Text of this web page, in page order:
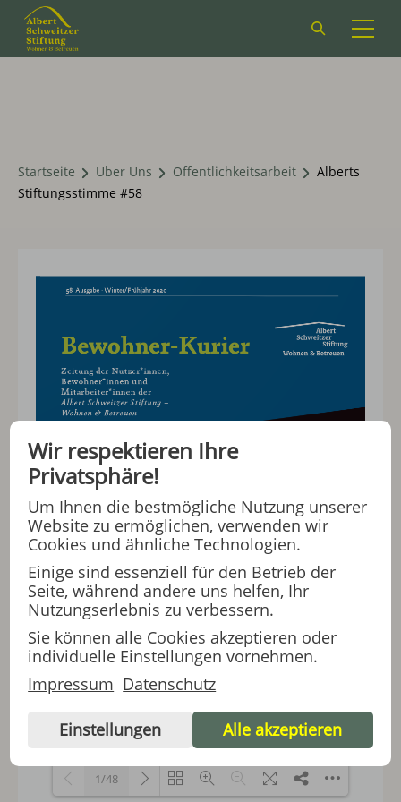
Suchformular
öffnen
Startseite Über Uns Öffentlichkeitsarbeit
Alberts
Stiftungsstimme #58
1/48
Wir respektieren Ihre
Privatsphäre!
Um Ihnen die bestmögliche Nutzung unserer
Website zu ermöglichen, verwenden wir
Cookies und ähnliche Technologien.
Einige sind essenziell für den Betrieb der
Seite, während andere uns helfen, Ihr
Nutzungserlebnis zu verbessern.
Sie können alle Cookies akzeptieren oder
individuelle Einstellungen vornehmen.
Impressum Datenschutz
Einstellungen Alle akzeptieren